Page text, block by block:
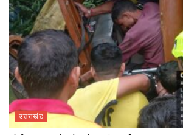
उत्तराखंड